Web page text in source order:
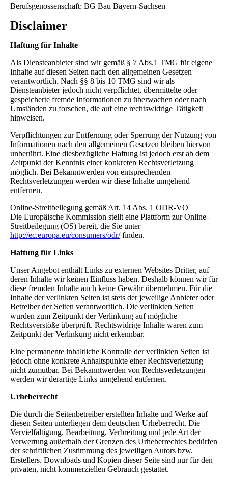
Berufsgenossenschaft: BG Bau Bayern-Sachsen
Disclaimer
Haftung für Inhalte
Als Diensteanbieter sind wir gemäß § 7 Abs.1 TMG für eigene
Inhalte auf diesen Seiten nach den allgemeinen Gesetzen
verantwortlich. Nach §§ 8 bis 10 TMG sind wir als
Diensteanbieter jedoch nicht verpflichtet, übermittelte oder
gespeicherte fremde Informationen zu überwachen oder nach
Umständen zu forschen, die auf eine rechtswidrige Tätigkeit
hinweisen.
Verpflichtungen zur Entfernung oder Sperrung der Nutzung von
Informationen nach den allgemeinen Gesetzen bleiben hiervon
unberührt. Eine diesbezügliche Haftung ist jedoch erst ab dem
Zeitpunkt der Kenntnis einer konkreten Rechtsverletzung
möglich. Bei Bekanntwerden von entsprechenden
Rechtsverletzungen werden wir diese Inhalte umgehend
entfernen.
Online-Streitbeilegung gemäß Art. 14 Abs. 1 ODR-VO
Die Europäische Kommission stellt eine Plattform zur Online-
Streitbeilegung (OS) bereit, die Sie unter
http://ec.europa.eu/consumers/odr/finden.
Haftung für Links
Unser Angebot enthält Links zu externen Websites Dritter, auf
deren Inhalte wir keinen Einfluss haben. Deshalb können wir für
diese fremden Inhalte auch keine Gewähr übernehmen. Für die
Inhalte der verlinkten Seiten ist stets der jeweilige Anbieter oder
Betreiber der Seiten verantwortlich. Die verlinkten Seiten
wurden zum Zeitpunkt der Verlinkung auf mögliche
Rechtsverstöße überprüft. Rechtswidrige Inhalte waren zum
Zeitpunkt der Verlinkung nicht erkennbar.
Eine permanente inhaltliche Kontrolle der verlinkten Seiten ist
jedoch ohne konkrete Anhaltspunkte einer Rechtsverletzung
nicht zumutbar. Bei Bekanntwerden von Rechtsverletzungen
werden wir derartige Links umgehend entfernen.
Urheberrecht
Die durch die Seitenbetreiber erstellten Inhalte und Werke auf
diesen Seiten unterliegen dem deutschen Urheberrecht. Die
Vervielfältigung, Bearbeitung, Verbreitung und jede Art der
Verwertung außerhalb der Grenzen des Urheberrechtes bedürfen
der schriftlichen Zustimmung des jeweiligen Autors bzw.
Erstellers. Downloads und Kopien dieser Seite sind nur für den
privaten, nicht kommerziellen Gebrauch gestattet.